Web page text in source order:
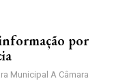
por
Municipal A Câmara